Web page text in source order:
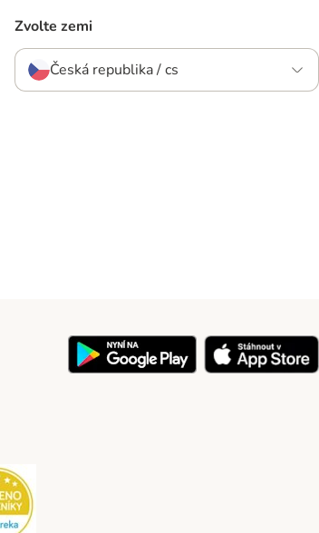
Zvolte zemi
Česká republika / cs